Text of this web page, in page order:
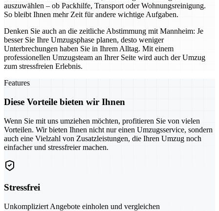
auszuwählen – ob Packhilfe, Transport oder Wohnungsreinigung.
So bleibt Ihnen mehr Zeit für andere wichtige Aufgaben.
Denken Sie auch an die zeitliche Abstimmung mit Mannheim: Je
besser Sie Ihre Umzugsphase planen, desto weniger
Unterbrechungen haben Sie in Ihrem Alltag. Mit einem
professionellen Umzugsteam an Ihrer Seite wird auch der Umzug
zum stressfreien Erlebnis.
Features
Diese Vorteile bieten wir Ihnen
Wenn Sie mit uns umziehen möchten, profitieren Sie von vielen
Vorteilen. Wir bieten Ihnen nicht nur einen Umzugsservice, sondern
auch eine Vielzahl von Zusatzleistungen, die Ihren Umzug noch
einfacher und stressfreier machen.
Stressfrei
Unkompliziert Angebote einholen und vergleichen